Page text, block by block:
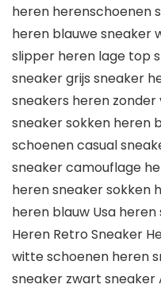
heren herenschoenen
heren blauwe sneaker
slipper heren lage top
sneaker grijs sneaker
sneakers heren
sneaker sokken heren
schoenen casual
sneaker camouflage
heren sneaker sokken
heren blauw Usa
Heren Retro Sneaker
witte schoenen heren
sneaker zwart sneaker